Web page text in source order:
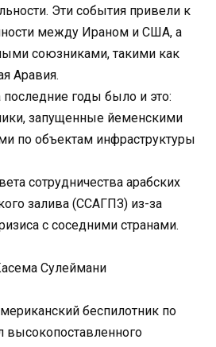
Эти события привели к
между Ираном и США, а
союзниками, такими как
Аравия.
годы было и это:
запущенные йеменскими
по объектам инфраструктуры
сотрудничества арабских
залива (ССАГПЗ) из-за
с соседними странами.
Сулеймани
беспилотник по
высокопоставленного